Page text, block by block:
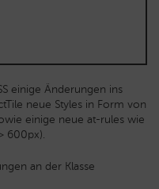
einige Änderungen ins
neue Styles in Form von
einige neue at-rules wie
600px).
an der Klasse